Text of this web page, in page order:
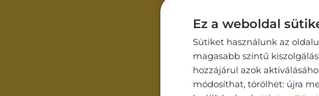
Email*
Ez a weboldal
Sütiket használunk az
magasabb szintű
hozzájárul azok
módosíthat, törölhet: újra